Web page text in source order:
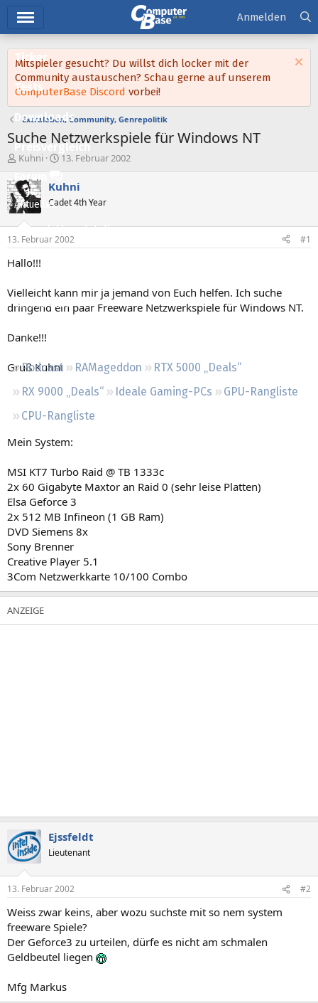
Ticker
Tests
Downloads
Preisvergleich
Forum
Aktuelles
Empfohlene Inhalte
Leserartikel
Podcast RAMageddon
RTX 5000 „Deals“
RX 9000 „Deals“
Ideale Gaming-PCs
GPU-Rangliste
CPU-Rangliste
Anmelden
Mitspieler gesucht? Du willst dich locker mit der
Community austauschen? Schau gerne auf unserem
ComputerBase Discord vorbei!
Extraleben, Community, Genrepolitik
Suche Netzwerkspiele für Windows NT
E
r
s
t
e
e
r
Kuhni
E
r
s
t
e
l
t
13. Februar 2002
Kuhni
Cadet 4th Year
13. Februar 2002 #1
Hallo!!!
Vielleicht kann mir ja jemand von Euch helfen. Ich suche
dringend ein paar Freeware Netzwerkspiele für Windows NT.
Danke!!!
Gruß Kuhni
Mein System:
MSI KT7 Turbo Raid @ TB 1333c
2x 60 Gigabyte Maxtor an Raid 0 (sehr leise Platten)
Elsa Geforce 3
2x 512 MB Infineon (1 GB Ram)
DVD Siemens 8x
Sony Brenner
Creative Player 5.1
3Com Netzwerkkarte 10/100 Combo
Ejssfeldt
Lieutenant
13. Februar 2002 #2
Weiss zwar keins, aber wozu suchste mit so nem system
freeware Spiele?
Der Geforce3 zu urteilen, dürfe es nicht am schmalen
Geldbeutel liegen
Mfg Markus